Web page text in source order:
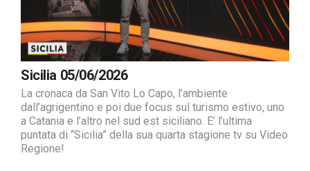
Sicilia 05/06/2026
La cronaca da San Vito Lo Capo, l’ambiente
dall’agrigentino e poi due focus sul turismo estivo, uno
a Catania e l’altro nel sud est siciliano. E’ l’ultima
puntata di “Sicilia” della sua quarta stagione tv su Video
Regione!